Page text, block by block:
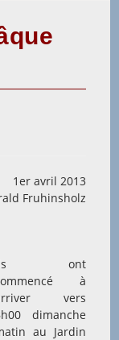
1er avril 2013
Fruhinsholz
ont
à
vers
dimanche
au Jardin